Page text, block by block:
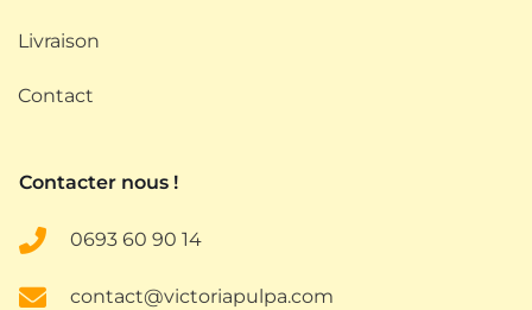
Livraison
Contact
Contacter nous !
069360 90 14
contact@victoriapulpa.com